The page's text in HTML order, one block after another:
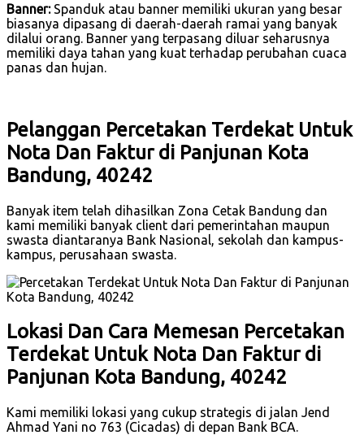
Banner:Spanduk atau banner memiliki ukuran yang besar
biasanya dipasang di daerah-daerah ramai yang banyak
dilalui orang. Banner yang terpasang diluar seharusnya
memiliki daya tahan yang kuat terhadap perubahan cuaca
panas dan hujan.
Pelanggan Percetakan Terdekat Untuk
Nota Dan Faktur di Panjunan Kota
Bandung, 40242
Banyak item telah dihasilkan Zona Cetak Bandung dan
kami memiliki banyak client dari pemerintahan maupun
swasta diantaranya Bank Nasional, sekolah dan kampus-
kampus, perusahaan swasta.
Lokasi Dan Cara Memesan Percetakan
Terdekat Untuk Nota Dan Faktur di
Panjunan Kota Bandung, 40242
Kami memiliki lokasi yang cukup strategis di jalan Jend
Ahmad Yani no 763 (Cicadas) di depan Bank BCA.